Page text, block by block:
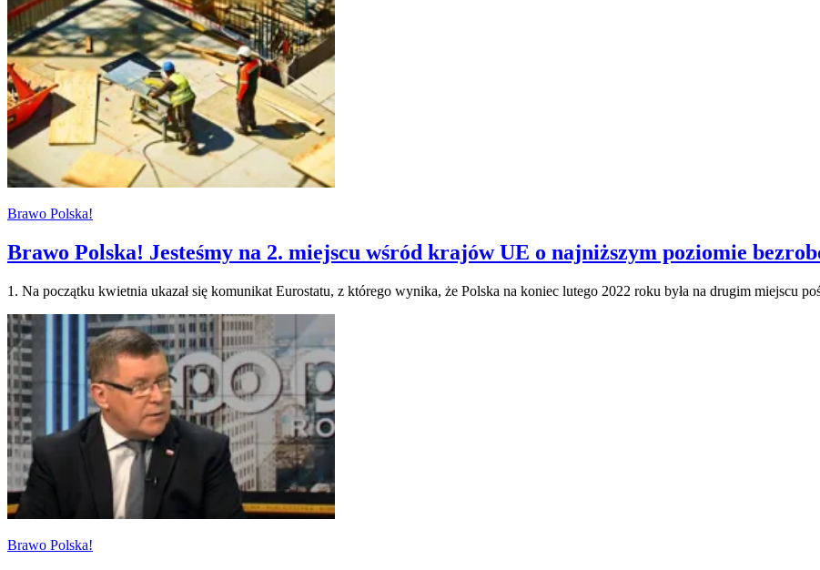
Brawo Polska!
Brawo Polska! Jesteśmy na 2. miejscu wśród krajów UE o najniższym poziomie
1. Na początku kwietnia ukazał się komunikat Eurostatu, z którego wynika, że Polska na koniec lutego 2022 roku była na drugim miejscu
Brawo Polska!